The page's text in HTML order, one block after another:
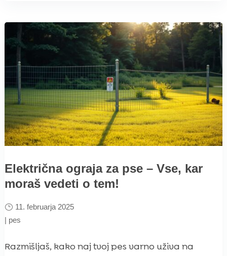
Električna ograja za pse – Vse, kar
moraš vedeti o tem!
11. februarja 2025
| pes
Razmišljaš, kako naj tvoj pes varno uživa na